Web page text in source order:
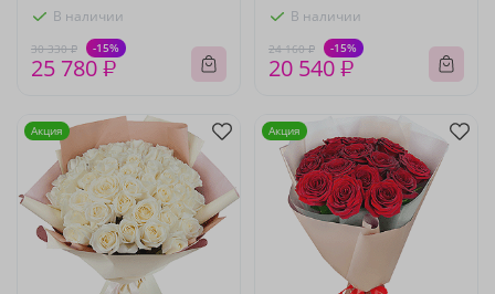
В наличии
30 330 ₽ -15%
25 780 ₽
В наличии
24 160 ₽ -15%
20 540 ₽
Акция Акция